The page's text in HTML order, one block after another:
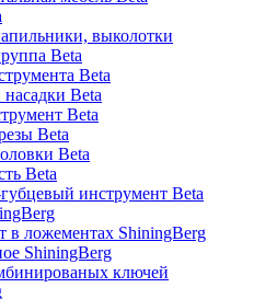
выколотки
Beta
Beta
Beta
Beta
Beta
Beta
Beta
инструмент Beta
в ложементах ShiningBerg
ShiningBerg
ключей